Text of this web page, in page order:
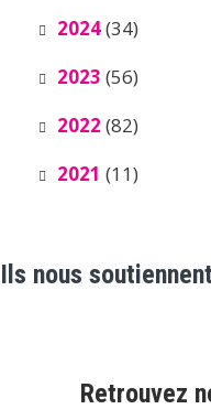
2024(34)
2023 (56)
2022 (82)
2021 (11)
Ils nous soutiennent
Retrouvez